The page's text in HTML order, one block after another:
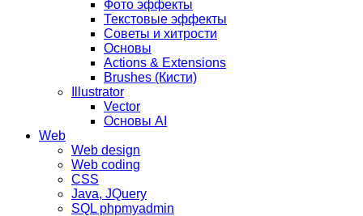
Фото эффекты
Текстовые эффекты
Советы и хитрости
Основы
Actions & Extensions
Brushes (Кисти)
Illustrator
Vector
Основы AI
Web
Web design
Web coding
CSS
Java, JQuery
SQL phpmyadmin